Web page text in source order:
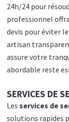
24h/24 pour
professionnel
devis pour éviter
artisan
assure votre
abordable reste
SERVICES DE
Les services de
solutions rapides